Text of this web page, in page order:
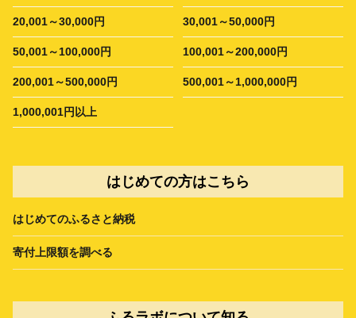
20,001～30,000円 30,001～50,000円
50,001～100,000円 100,001～200,000円
200,001～500,000円 500,001～1,000,000円
1,000,001円以上
はじめての方はこちら
はじめてのふるさと納税
寄付上限額を調べる